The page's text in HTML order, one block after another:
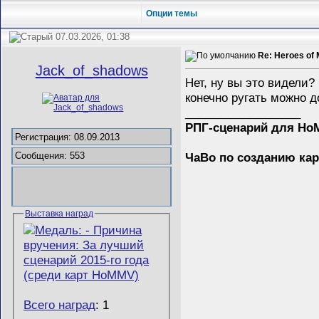
Опции темы
07.03.2026, 01:38
Jack_of_shadows
Регистрация: 08.09.2013
Сообщения: 553
Выставка наград
Всего наград: 1
Re: Heroes of
Нет, ну вы это
конечно ругать можно
РПГ-сценарий для
ЧаВо по созданию